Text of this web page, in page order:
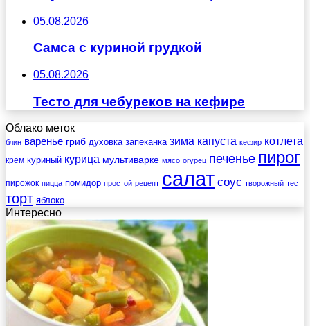
05.08.2026
Самса с куриной грудкой
05.08.2026
Тесто для чебуреков на кефире
Облако меток
блин варенье гриб духовка запеканка зима капуста кефир котлета
крем куриный курица мультиварке мясо огурец печенье пирог
пирожок пицца помидор простой рецепт салат соус творожный тест
торт яблоко
Интересно